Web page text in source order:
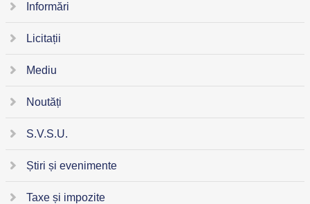
Informări
Licitații
Mediu
Noutăți
S.V.S.U.
Știri și evenimente
Taxe și impozite